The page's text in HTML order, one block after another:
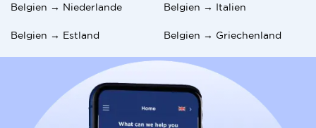
Belgien → Niederlande Belgien → Italien
Belgien → Estland Belgien → Griechenland